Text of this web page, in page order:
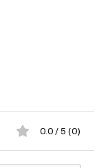
0.0 / 5 (0)